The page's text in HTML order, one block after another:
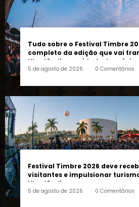
Tudo sobre o Festival Timbre
Uberlândia na cidade da música
Festival Timbre 2026 deve
Uberlândia